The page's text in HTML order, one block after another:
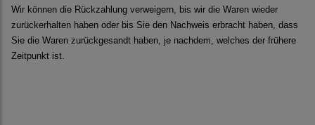
Wir können die Rückzahlung verweigern, bis wir die Waren wieder
zurückerhalten haben oder bis Sie den Nachweis erbracht haben, dass
Sie die Waren zurückgesandt haben, je nachdem, welches der frühere
Zeitpunkt ist.